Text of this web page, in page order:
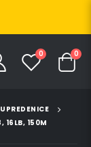
0 0
UPREDENICE
16LB, 150M